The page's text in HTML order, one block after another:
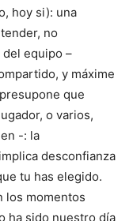
hoy si): una
no
del equipo –
y máxime
que
o varios,
-: la
desconfianza
tu has elegido.
los momentos
ha sido nuestro día